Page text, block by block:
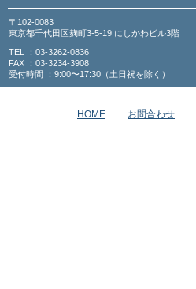
〒102-0083
東京都千代田区麹町3-5-19 にしかわビル3階
TEL ：03-3262-0836
FAX ：03-3234-3908
受付時間 ：9:00〜17:30（土日祝を除く）
HOME お問合わせ